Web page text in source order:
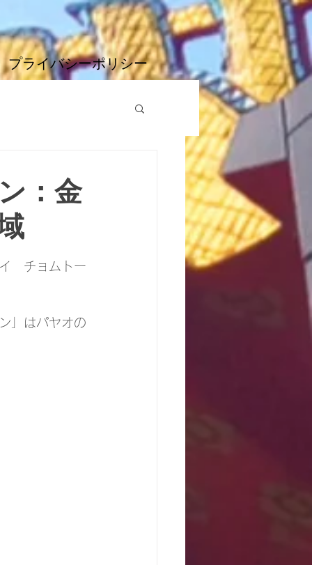
プライバシーポリシー
：金
　チョムトー
」はパヤオの